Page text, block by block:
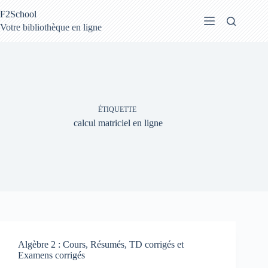
au
contenu
F2School
Votre bibliothèque en ligne
ÉTIQUETTE
calcul matriciel en ligne
Algèbre 2 : Cours, Résumés, TD corrigés et
Examens corrigés